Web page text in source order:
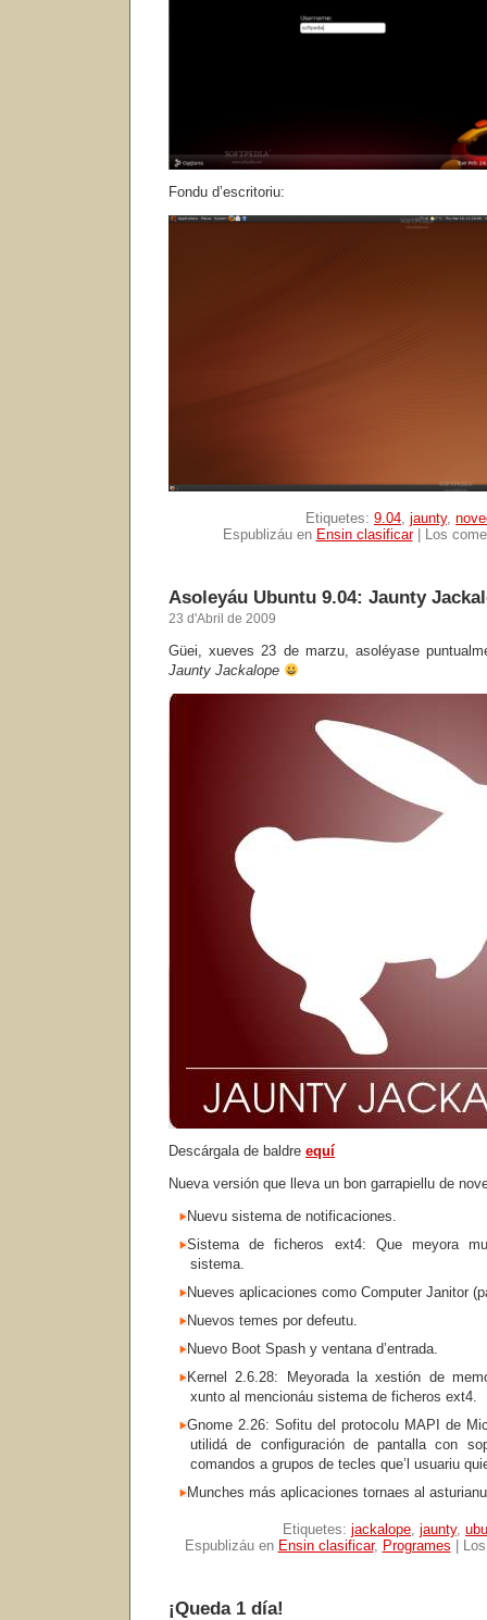
Fondu d’escritoriu:
Etiquetes: 9.04, jaunty,
Espublizáu en Ensin clasificar| Los
Asoleyáu Ubuntu 9.04: Jaunty
23 d'Abril de 2009
Güei, xueves 23 de marzu, asoléyase
Jaunty Jackalope
Descárgala de baldre equí
Nueva versión que lleva un bon garrapiellu de
Nuevu sistema de notificaciones.
Sistema de ficheros ext4: Que meyora
sistema.
Nueves aplicaciones como Computer Janitor
Nuevos temes por defeutu.
Nuevo Boot Spash y ventana d’entrada.
Kernel 2.6.28: Meyorada la xestión de
xunto al mencionáu sistema de ficheros ext4.
Gnome 2.26: Sofitu del protocolu MAPI de
utilidá de configuración de pantalla con
comandos a grupos de tecles que’l usuariu
Munches más aplicaciones tornaes al
Etiquetes: jackalope, jaunty,
Espublizáu en Ensin clasificar, Programes
¡Queda 1 día!